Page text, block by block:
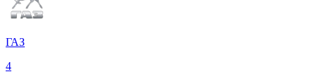
ГАЗ
4